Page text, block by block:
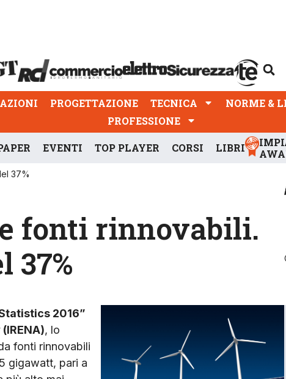
PROGETTAZIONE TECNICA NORME &
PROFESSIONE
EVENTI TOP PLAYER CORSI LIBRI
37%
fonti rinnovabili.
37%
2016”
, lo
fonti rinnovabili
gigawatt, pari a